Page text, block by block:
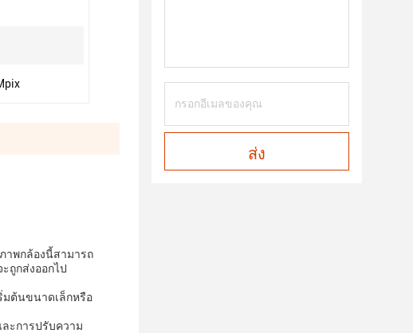
าพกล้องนี้สามารถ
ถูกส่งออกไป
มต้นขนาดเล็กหรือ
ละการปรับความ
ส่ง